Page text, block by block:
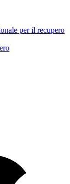
per il recupero